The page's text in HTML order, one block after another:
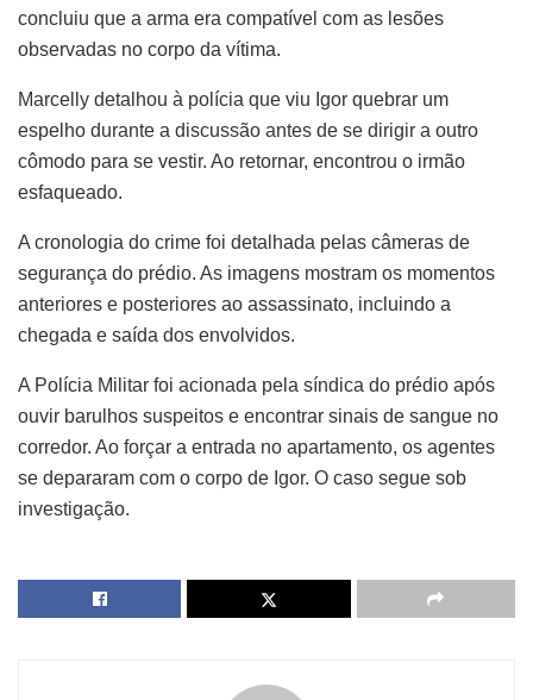
concluiu que a arma era compatível com as lesões
observadas no corpo da vítima.
Marcelly detalhou à polícia que viu Igor quebrar um
espelho durante a discussão antes de se dirigir a outro
cômodo para se vestir. Ao retornar, encontrou o irmão
esfaqueado.
A cronologia do crime foi detalhada pelas câmeras de
segurança do prédio. As imagens mostram os momentos
anteriores e posteriores ao assassinato, incluindo a
chegada e saída dos envolvidos.
A Polícia Militar foi acionada pela síndica do prédio após
ouvir barulhos suspeitos e encontrar sinais de sangue no
corredor. Ao forçar a entrada no apartamento, os agentes
se depararam com o corpo de Igor. O caso segue sob
investigação.